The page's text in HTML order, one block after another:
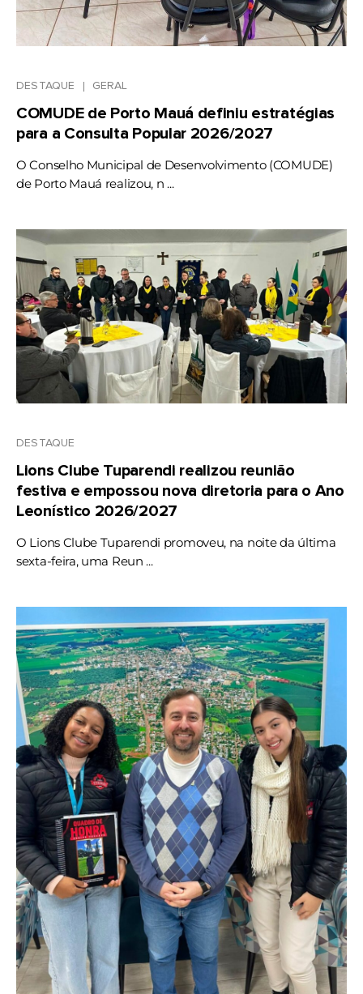
DESTAQUE GERAL
COMUDE de Porto Mauá definiu estratégias
para a Consulta Popular 2026/2027
O Conselho Municipal de Desenvolvimento (COMUDE)
de Porto Mauá realizou, n ...
DESTAQUE
Lions Clube Tuparendi realizou reunião
festiva e empossou nova diretoria para o Ano
Leonístico 2026/2027
O Lions Clube Tuparendi promoveu, na noite da última
sexta-feira, uma Reun ...